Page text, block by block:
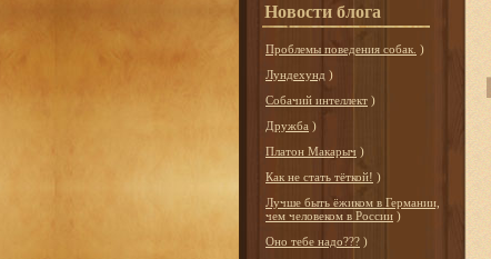
Новости блога
Проблемы поведения собак. )
Лундехунд )
Собачий интеллект )
Дружба )
Платон Макарыч )
Как не стать тёткой! )
Лучше быть ёжиком в Германии,
чем человеком в России )
Оно тебе надо??? )